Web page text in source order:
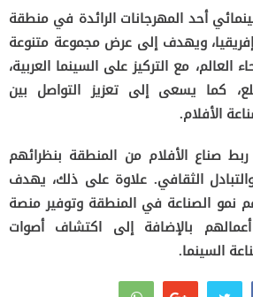
أحد المهرجانات الرائدة في منطقة
ويهدف إلى عرض مجموعة متنوعة
العالم، مع التركيز على السينما العربية،
كما يسعى إلى تعزيز التواصل بين
الأفلام.
صناع الأفلام من المنطقة بنظرائهم
الثقافي. علاوة على ذلك، يهدف
نمو الصناعة في المنطقة وتوفير منصة
بالإضافة إلى اكتشاف أصوات
السينما.